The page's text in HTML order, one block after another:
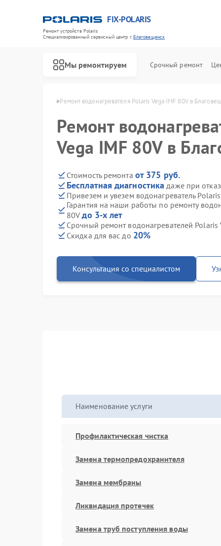
FIX-POLARIS
Ремонт устройств Polaris
Специализированный cервисный центр г.Благовещенск
Мы ремонтируем Срочный ремонт
в Благовещенске Ремонт водонагревателя Polaris Vega IMF 80V в
Ремонт
Vega IMF 80V в
Стоимость ремонта от 375 руб.
Бесплатная диагностика даже при
Привезем и увезем водонагреватель
Гарантия на наши работы по ремонту
80Vдо 3-х лет
Срочный ремонт водонагревателей Polaris
Скидка для вас до 20%
Консультация со специалистом
Наименование услуги
Профилактическая чистка
Замена термопредохранителя
Замена мембраны
Ликвидация протечек
Замена труб поступления воды